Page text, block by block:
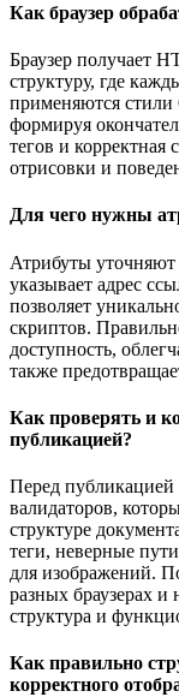
Как браузер
Браузер получает
структуру, где
применяются стили
формируя
тегов и корректная
отрисовки и
Для чего нужны
Атрибуты
указывает адрес
позволяет
скриптов.
доступность,
также
Как проверять и
публикацией?
Перед
валидаторов,
структуре
теги, неверные
для изображений.
разных браузерах и
структура и
Как правильно
корректного